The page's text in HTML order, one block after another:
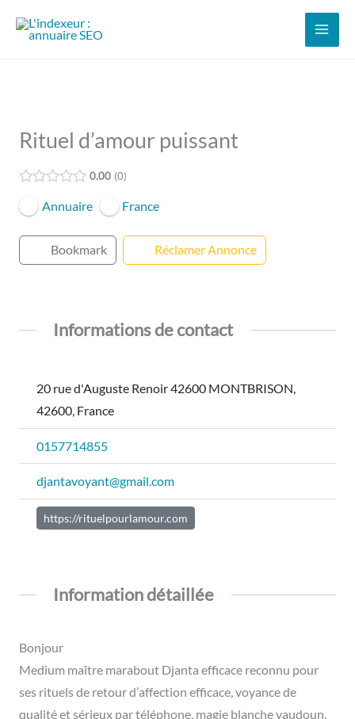
Rituel d’amour puissant
0.00 0
Annuaire France
Bookmark Réclamer Annonce
Informations de contact
20 rue d'Auguste Renoir 42600 MONTBRISON,
42600, France
0157714855
djantavoyant@gmail.com
https://rituelpourlamour.com
Information détaillée
Bonjour
Medium maître marabout Djanta efficace reconnu pour
ses rituels de retour d’affection efficace, voyance de
qualité et sérieux par téléphone, magie blanche vaudoun,